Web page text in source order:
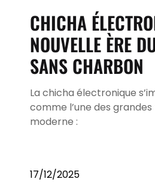
CHICHA
NOUVELLE ÈRE
SANS CHARBON
La chicha électronique
comme l’une des
moderne :
17/12/2025